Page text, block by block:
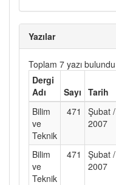
Yazılar
Toplam 7 yazı bulundu
Dergi
Adı
Sayı Tarih
Bilim
ve
Teknik
471
Şubat /
2007
Bilim
ve
Teknik
471
Şubat /
2007